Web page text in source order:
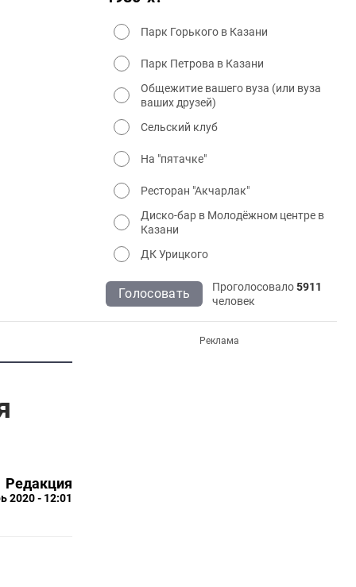
Парк Горького в Казани
Парк Петрова в Казани
Общежитие вашего вуза (или вуза
ваших друзей)
Сельский клуб
На "пятачке"
Ресторан "Акчарлак"
Диско-бар в Молодёжном центре в
Казани
ДК Урицкого
Голосовать Проголосовало5911
человек
Редакция
2020 - 12:01
Реклама